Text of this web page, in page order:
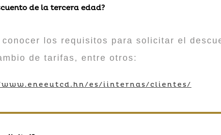
de la tercera edad?
los requisitos para solicitar el
de tarifas, entre otros:
es/iinternas/clientes/